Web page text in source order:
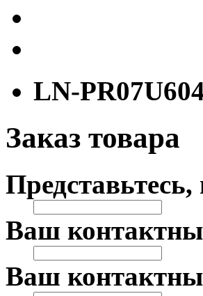
LN-
Заказ товара
Ваш
Ваш